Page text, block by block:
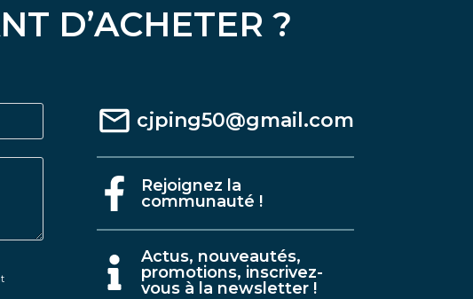
D’ACHETER ?
cjping50@gmail.com
Rejoignez la
communauté !
Actus, nouveautés,
promotions, inscrivez-
vous à la newsletter !